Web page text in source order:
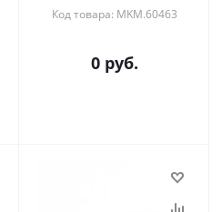
Код товара: MKM.60463
0 руб.